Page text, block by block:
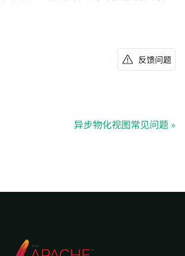
反馈问题
异步物化视图常见问题